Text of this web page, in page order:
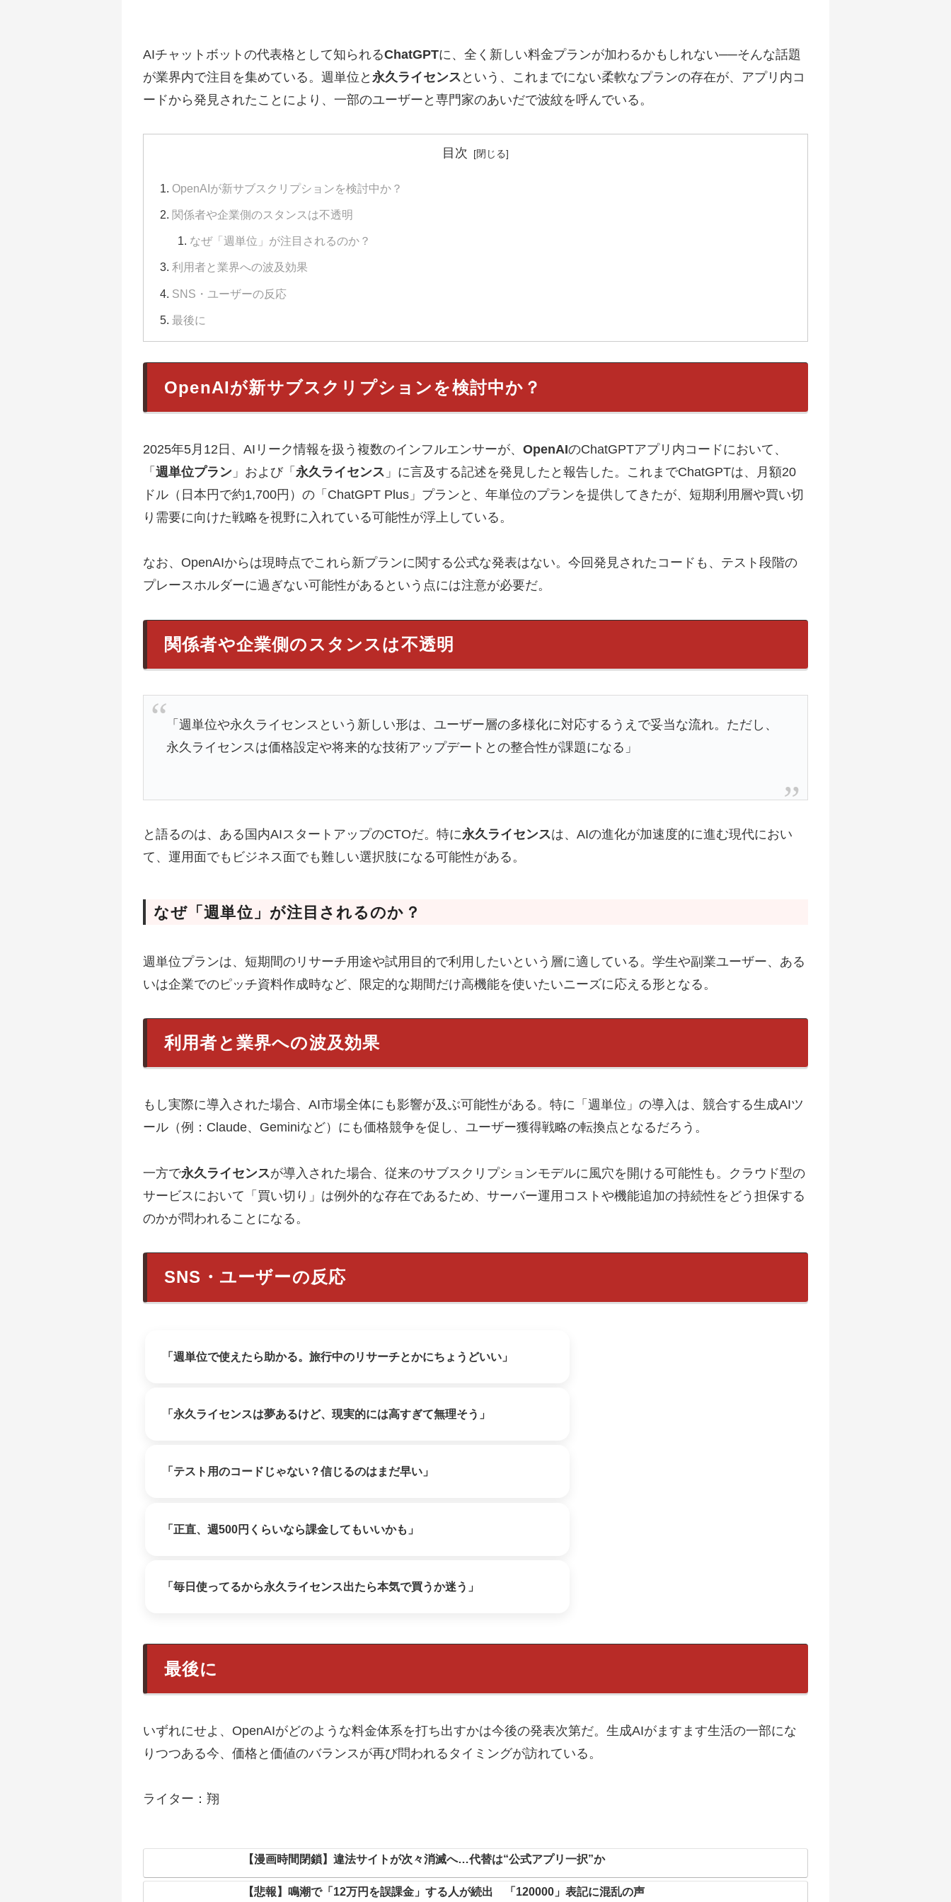
AIチャットボットの代表格として知られるChatGPTに、全く新しい料金プランが加わるかもしれない──そんな話題
が業界内で注目を集めている。週単位と 永久ライセンス という、これまでにない柔軟なプランの存在が、アプリ内コ
ードから発見されたことにより、一部のユーザーと専門家のあいだで波紋を呼んでいる。
目次
OpenAIが新サブスクリプションを検討中か？
関係者や企業側のスタンスは不透明
なぜ「週単位」が注目されるのか？
利用者と業界への波及効果
SNS・ユーザーの反応
最後に
OpenAIが新サブスクリプションを検討中か？
2025年5月12日、AIリーク情報を扱う複数のインフルエンサーが、 OpenAIのChatGPTアプリ内コードにおいて、
「 週単位プラン 」および「 永久ライセンス 」に言及する記述を発見したと報告した。これまでChatGPTは、月額20
ドル（日本円で約1,700円）の「ChatGPT Plus」プランと、年単位のプランを提供してきたが、短期利用層や買い切
り需要に向けた戦略を視野に入れている可能性が浮上している。
なお、OpenAIからは現時点でこれら新プランに関する公式な発表はない。今回発見されたコードも、テスト段階の
プレースホルダーに過ぎない可能性があるという点には注意が必要だ。
関係者や企業側のスタンスは不透明
「週単位や永久ライセンスという新しい形は、ユーザー層の多様化に対応するうえで妥当な流れ。ただし、
永久ライセンスは価格設定や将来的な技術アップデートとの整合性が課題になる」
と語るのは、ある国内AIスタートアップのCTOだ。特に永久ライセンスは、AIの進化が加速度的に進む現代におい
て、運用面でもビジネス面でも難しい選択肢になる可能性がある。
なぜ「週単位」が注目されるのか？
週単位プランは、短期間のリサーチ用途や試用目的で利用したいという層に適している。学生や副業ユーザー、ある
いは企業でのピッチ資料作成時など、限定的な期間だけ高機能を使いたいニーズに応える形となる。
利用者と業界への波及効果
もし実際に導入された場合、AI市場全体にも影響が及ぶ可能性がある。特に「週単位」の導入は、競合する生成AIツ
ール（例：Claude、Geminiなど）にも価格競争を促し、ユーザー獲得戦略の転換点となるだろう。
一方で永久ライセンスが導入された場合、従来のサブスクリプションモデルに風穴を開ける可能性も。クラウド型の
サービスにおいて「買い切り」は例外的な存在であるため、サーバー運用コストや機能追加の持続性をどう担保する
のかが問われることになる。
SNS・ユーザーの反応
「週単位で使えたら助かる。旅行中のリサーチとかにちょうどいい」
「永久ライセンスは夢あるけど、現実的には高すぎて無理そう」
「テスト用のコードじゃない？信じるのはまだ早い」
「正直、週500円くらいなら課金してもいいかも」
「毎日使ってるから永久ライセンス出たら本気で買うか迷う」
最後に
いずれにせよ、OpenAIがどのような料金体系を打ち出すかは今後の発表次第だ。生成AIがますます生活の一部にな
りつつある今、価格と価値のバランスが再び問われるタイミングが訪れている。
ライター：翔
【漫画時間閉鎖】違法サイトが次々消滅へ…代替は“公式アプリ一択”か
【悲報】鳴潮で「12万円を誤課金」する人が続出 「120000」表記に混乱の声